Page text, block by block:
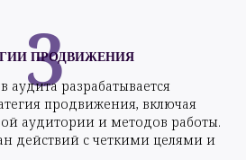
ПРОДВИЖЕНИЯ
аудита разрабатывается
продвижения, включая
аудитории и методов работы.
действий с четкими целями и
3